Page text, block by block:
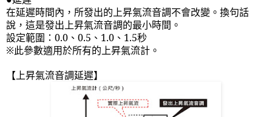
在延遲時間內，所發出的上昇氣流音調不會改變。換句話
說，這是發出上昇氣流音調的最小時間。
設定範圍： 0.0 、 0.5 、 1.0 、 1.5秒
※此參數適用於所有的上昇氣流計。
【上昇氣流音調延遲】